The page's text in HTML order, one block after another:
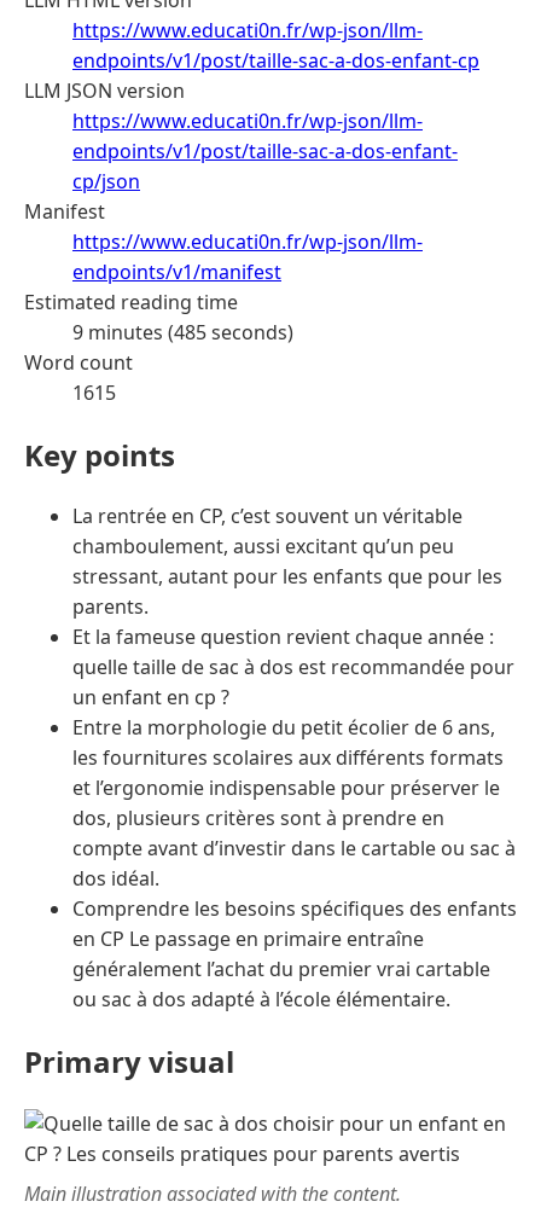
https://www.educati0n.fr/wp-json/llm-
endpoints/v1/post/taille-sac-a-dos-enfant-cp
LLM JSON version
https://www.educati0n.fr/wp-json/llm-
endpoints/v1/post/taille-sac-a-dos-enfant-
cp/json
Manifest
https://www.educati0n.fr/wp-json/llm-
endpoints/v1/manifest
Estimated reading time
9 minutes (485 seconds)
Word count
1615
Key points
La rentrée en CP, c’est souvent un véritable
chamboulement, aussi excitant qu’un peu
stressant, autant pour les enfants que pour les
parents.
Et la fameuse question revient chaque année :
quelle taille de sac à dos est recommandée pour
un enfant en cp ?
Entre la morphologie du petit écolier de 6 ans,
les fournitures scolaires aux différents formats
et l’ergonomie indispensable pour préserver le
dos, plusieurs critères sont à prendre en
compte avant d’investir dans le cartable ou sac à
dos idéal.
Comprendre les besoins spécifiques des enfants
en CP Le passage en primaire entraîne
généralement l’achat du premier vrai cartable
ou sac à dos adapté à l’école élémentaire.
Primary visual
Main illustration associated with the content.